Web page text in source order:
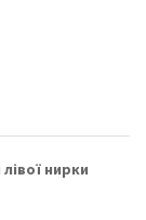
нирки